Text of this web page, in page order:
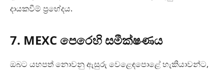
දායකවීම් ප්‍රභේදය.
7. MEXC පෙරෙහි සමීක්ෂණය
ඔබට යහපත් නොවනු ඇසුරු වෙළෙඳපොළේ හැකියාවන්ට,